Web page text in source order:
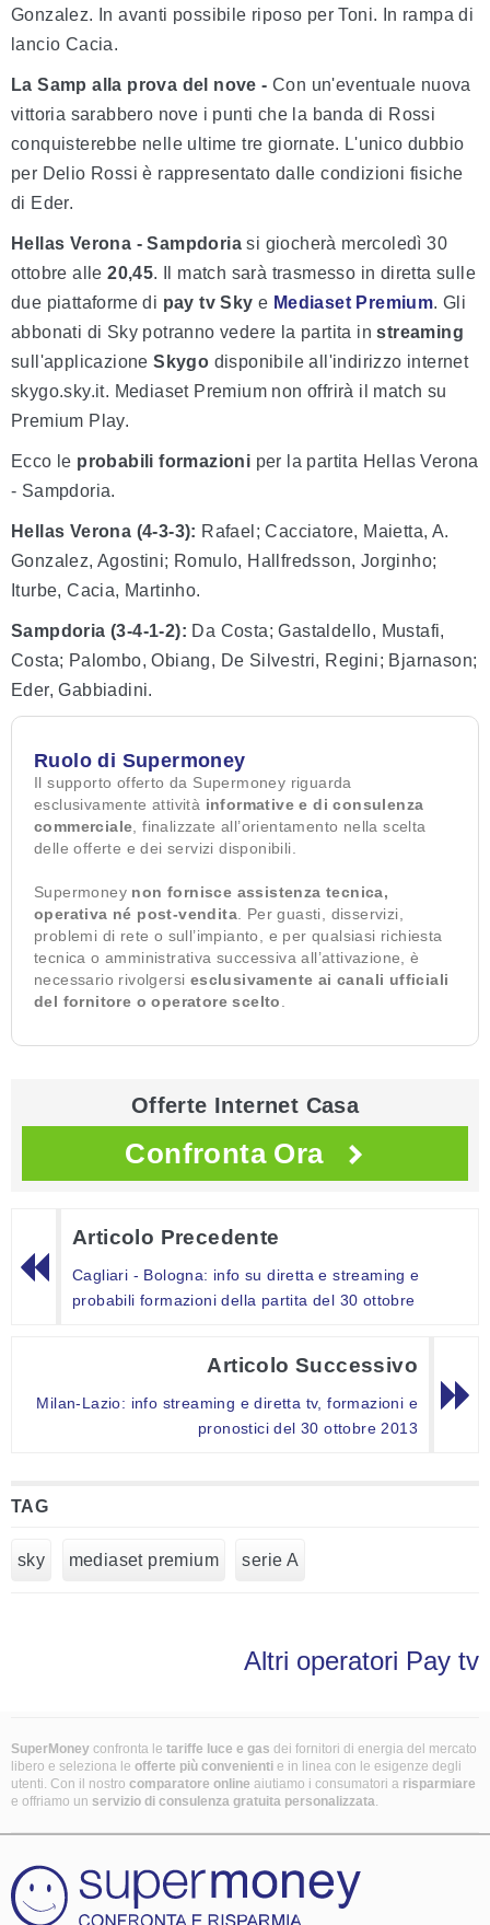
Gonzalez. In avanti possibile riposo per Toni. In rampa di
lancio Cacia.
La Samp alla prova del nove - Con un'eventuale nuova
vittoria sarabbero nove i punti che la banda di Rossi
conquisterebbe nelle ultime tre giornate. L'unico dubbio
per Delio Rossi è rappresentato dalle condizioni fisiche
di Eder.
Hellas Verona - Sampdoria si giocherà mercoledì 30
ottobre alle20,45. Il match sarà trasmesso in diretta sulle
due piattaforme di pay tv Sky e Mediaset Premium. Gli
abbonati di Sky potranno vedere la partita instreaming
sull'applicazioneSkygo disponibile all'indirizzo internet
skygo.sky.it. Mediaset Premium non offrirà il match su
Premium Play.
Ecco le probabili formazioni per la partita Hellas Verona
- Sampdoria.
Hellas Verona (4-3-3): Rafael; Cacciatore, Maietta, A.
Gonzalez, Agostini; Romulo, Hallfredsson, Jorginho;
Iturbe, Cacia, Martinho.
Sampdoria (3-4-1-2): Da Costa; Gastaldello, Mustafi,
Costa; Palombo, Obiang, De Silvestri, Regini; Bjarnason;
Eder, Gabbiadini.
Ruolo di Supermoney
Il supporto offerto da Supermoney riguarda
esclusivamente attività informative e di consulenza
commerciale , finalizzate all’orientamento nella scelta
delle offerte e dei servizi disponibili.
Supermoney non fornisce assistenza tecnica,
operativa né post-vendita . Per guasti, disservizi,
problemi di rete o sull’impianto, e per qualsiasi richiesta
tecnica o amministrativa successiva all’attivazione, è
necessario rivolgersi esclusivamente ai canali ufficiali
del fornitore o operatore scelto
Offerte Internet Casa
Confronta Ora
Articolo Precedente
Cagliari - Bologna: info su diretta e streaming e
probabili formazioni della partita del 30 ottobre
Articolo Successivo
Milan-Lazio: info streaming e diretta tv, formazioni e
pronostici del 30 ottobre 2013
TAG
sky mediaset premium serie A
Altri operatori Pay tv
SuperMoney confronta le tariffe luce e gas dei fornitori di energia del mercato
libero e seleziona le offerte più convenienti e in linea con le esigenze degli
utenti. Con il nostro comparatore online aiutiamo i consumatori a risparmiare
e offriamo un servizio di consulenza gratuita personalizzata.